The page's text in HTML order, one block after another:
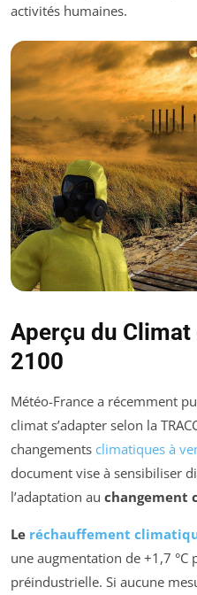
activités humaines.
Aperçu du Climat
2100
Météo-France a récemment
climat s’adapter selon la
changements climatiques à
document vise à sensibiliser
l’adaptation au changement
Le réchauffement
une augmentation de +1,7 °C
préindustrielle. Si aucune